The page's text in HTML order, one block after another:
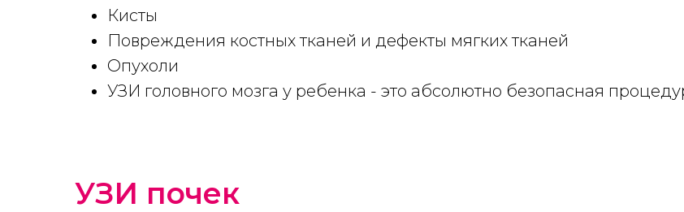
Кисты
Повреждения костных тканей и дефекты мягких тканей
Опухоли
УЗИ головного мозга у ребенка - это абсолютно безопасная
УЗИ почек